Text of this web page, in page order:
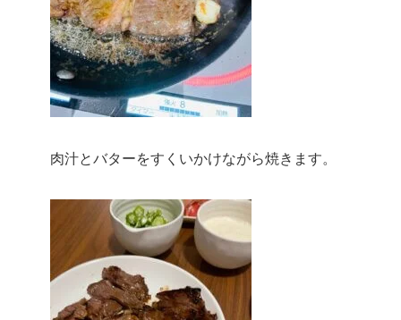
肉汁とバターをすくいかけながら焼きます。